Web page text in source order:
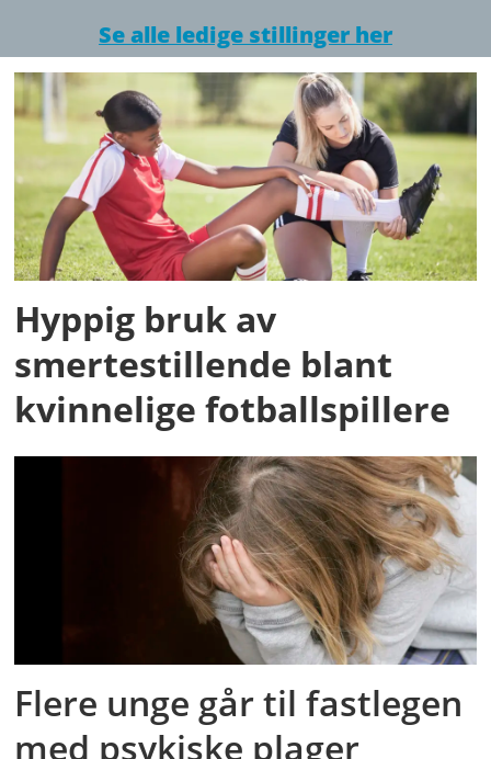
Se alle ledige stillinger her
Hyppig bruk av
smertestillende blant
kvinnelige fotballspillere
Flere unge går til fastlegen
med psykiske plager